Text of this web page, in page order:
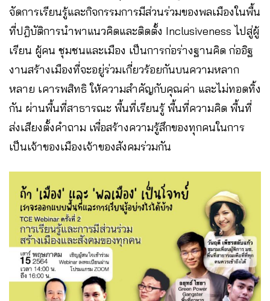
จัดการเรียนรู้และกิจกรรมการมีส่วนร่วมของพลเมืองในพื้น
ที่ปฎิบัติการนำพาแนวคิดและติดตั้ง Inclusiveness ไปสู่ผู้
เรียน ผู้คน ชุมชนและเมือง เป็นการก่อร่างฐานคิด ก่ออิฐ
งานสร้างเมืองที่จะอยู่ร่วมเกี่ยวร้อยกันบนความหลาก
หลาย เคารพสิทธิ ให้ความสำคัญกับคุณค่า และไม่ทอดทิ้ง
กัน ผ่านพื้นที่สาธารณะ พื้นที่เรียนรู้ พื้นที่ความคิด พื้นที่
ส่งเสียงตั้งคำถาม เพื่อสร้างความรู้สึกของทุกคนในการ
เป็นเจ้าของเมืองเจ้าของสังคมร่วมกัน